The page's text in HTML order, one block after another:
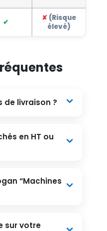
✔ ✘ (Risque
élevé)
de livraison ?
en HT ou
“Machines
sur votre